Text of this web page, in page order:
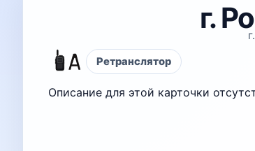
г.
Ретранслятор
Описание для этой карточки